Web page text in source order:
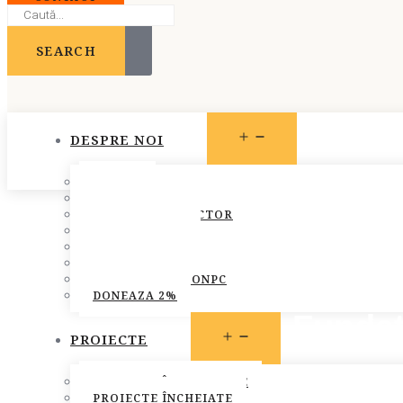
SEARCH
DESPRE NOI
CONSILIUL DIRECTOR
RAPOARTELE FONPC
DONEAZA 2%
PROIECTE
PROIECTE ÎN DERULARE
PROIECTE ÎNCHEIATE